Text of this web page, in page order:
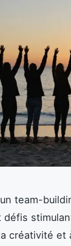
team-
créativité et